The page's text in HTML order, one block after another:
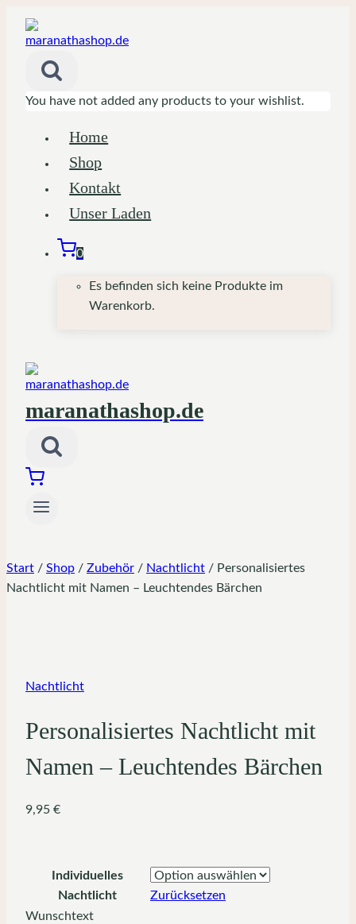
Inhalt
You have not added any products to your wishlist.
Home
Shop
Kontakt
Unser Laden
0
Es befinden sich keine Produkte im
Warenkorb.
maranathashop.de
Start / Shop / Zubehör / Nachtlicht / Personalisiertes
Nachtlicht mit Namen – Leuchtendes Bärchen
Nachtlicht
Personalisiertes Nachtlicht mit
Namen – Leuchtendes Bärchen
9,95 €
Individuelles
Nachtlicht
Zurücksetzen
Wunschtext